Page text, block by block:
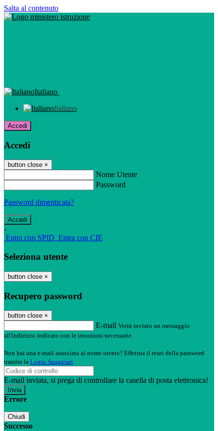
Salta al contenuto
Italiano
Italiano
Accedi
Accedi
button close ×
Nome Utente
Password
Password dimenticata?
-
Entra con SPID Entra con CIE
Seleziona utente
button close ×
Recupero password
button close ×
E-mail Verrà inviato un messaggio
all'indirizzo indicato con le istruzioni necessarie.
Non hai una e-mail associata al nome utente? Effettua il reset della password
tramite la Login Spaggiari
E-mail inviata, si prega di controllare la casella di posta elettronica!
Errore
Chiudi
Successo